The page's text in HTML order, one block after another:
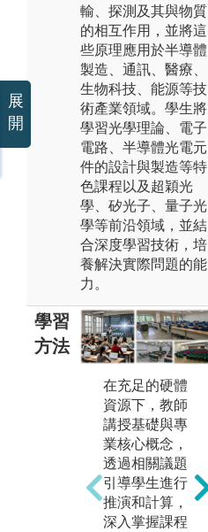
輸、探測及其與物質
的相互作用，並將這
些原理應用於半導體
製造、通訊、醫療、
生物科技、能源等技
術產業領域。學生將
學習光學理論、電子
電路、半導體光電元
件的設計與製造等特
色課程以及超穎光
學、矽光子、量子光
學等前沿領域，並結
合深度學習技術，培
養解決實際問題的能
力。
學習
方法
在充足的硬體
資源下，教師
講授基礎與專
業核心概念，
透過相關議題
引導學生進行
推演和計算，
深入掌握課程
展
開